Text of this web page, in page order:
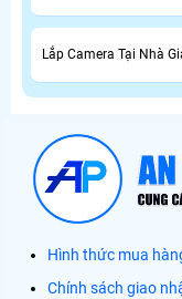
Lắp Camera Tại Nhà
Hình thức mua
Chính sách giao